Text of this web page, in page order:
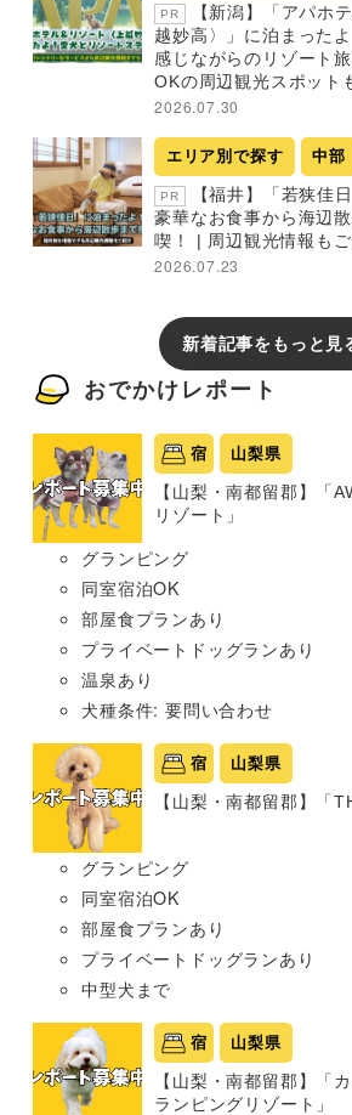
PR
【新潟】「アパホ
越妙高〉」に泊まった
感じながらのリゾート
OKの周辺観光スポット
2026.07.30
エリア別で探す 中部
PR
【福井】「若狭佳
豪華なお食事から海辺
喫！ | 周辺観光情報も
2026.07.23
新着記事をもっと見
おでかけレポート
宿 山梨県
【山梨・南都留郡】「
リゾート」
グランピング
同室宿泊OK
部屋食プランあり
プライベートドッグランあり
温泉あり
犬種条件: 要問い合わせ
宿 山梨県
【山梨・南都留郡】「
グランピング
同室宿泊OK
部屋食プランあり
プライベートドッグランあり
中型犬まで
宿 山梨県
【山梨・南都留郡】「
ランピングリゾート」